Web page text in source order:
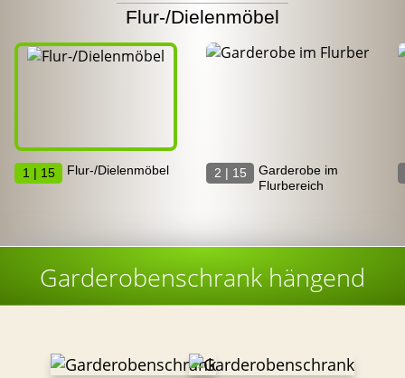
Flur-/Dielenmöbel
1 | 15 Flur-/Dielenmöbel 2 | 15
Garderobe im
Flurbereich
Garderobenschrank hängend